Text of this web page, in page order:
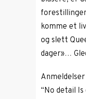
komme et
og slett
dager»…
Anmeldelser
“No detail